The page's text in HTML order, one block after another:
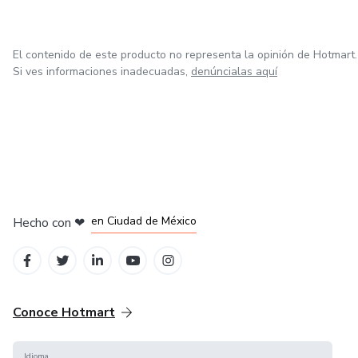
pensada para gerar envolvimento, clareza e percepção de
valor desde o primeiro contato. O resultado é um
El contenido de este producto no representa la opinión de Hotmart.
Si ves informaciones inadecuadas, denúncialas aquí
Hecho con ❤ en Ciudad de México
Conoce Hotmart